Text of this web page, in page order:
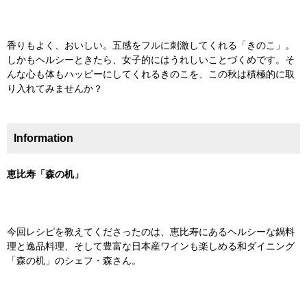
香りもよく、おいしい。五感をフルに刺激してくれる「きのこ」。
しかもヘルシーときたら、女子的にはうれしいことづくめです。そ
んな心も体もハッピーにしてくれるきのこを、この秋は積極的に取
り入れてみませんか？
Information
恵比寿「森の机」
今回レシピを教えてくださったのは、恵比寿にあるヘルシーな鍋料
理と逸品料理、そして豊富な日本産ワインも楽しめる和ダイニング
「森の机」のシェフ・森さん。